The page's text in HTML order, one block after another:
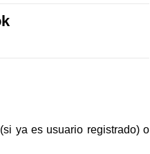
(si ya es usuario registrado) o